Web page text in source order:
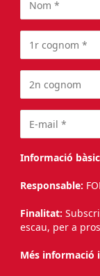
Informació
Responsable:
Finalitat:
escau, per a
Més informació